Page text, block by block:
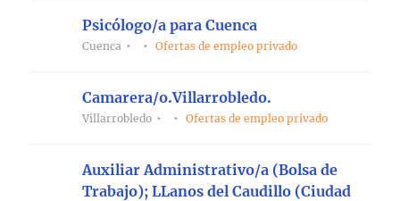
Psicólogo/a para Cuenca
Cuenca Ofertas de empleo privado
Camarera/o.Villarrobledo.
Villarrobledo Ofertas de empleo privado
Auxiliar Administrativo/a (Bolsa de
Trabajo); LLanos del Caudillo (Ciudad